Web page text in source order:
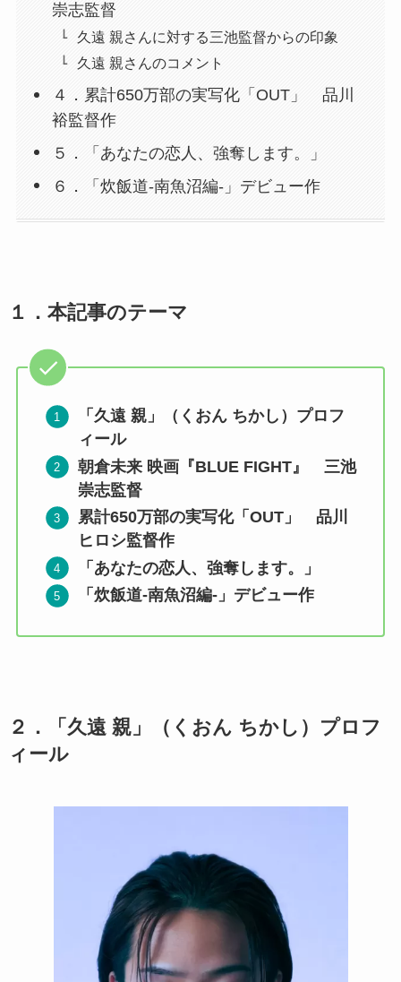
崇志監督
久遠 親さんに対する三池監督からの印象
久遠 親さんのコメント
４．累計650万部の実写化「OUT」 品川
裕監督作
５．「あなたの恋人、強奪します。」
６．「炊飯道-南魚沼編-」デビュー作
１． 本記事のテーマ
「久遠 親」（くおん ちかし）プロフ
ィール
朝倉未来 映画『BLUE FIGHT』 三池
崇志監督
累計650万部の実写化「OUT」 品川
ヒロシ監督作
「あなたの恋人、強奪します。」
「炊飯道-南魚沼編-」デビュー作
２．「久遠 親」（くおん ちかし）プロフ
ィール